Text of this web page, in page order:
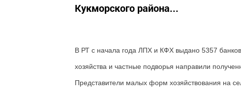
Кукморского района...
В РТ с начала года ЛПХ и КФХ выдано 5357
хозяйства и частные подворья направили
Представители малых форм хозяйствования на